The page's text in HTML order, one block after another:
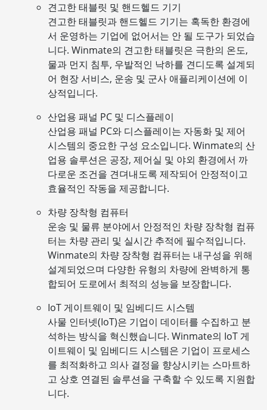
견고한 태블릿 및 핸드헬드 기기
견고한 태블릿과 핸드헬드 기기는 혹독한 환경에
서 운영하는 기업에 없어서는 안 될 도구가 되었습
니다. Winmate의 견고한 태블릿은 극한의 온도,
물과 먼지 침투, 우발적인 낙하를 견디도록 설계되
어 현장 서비스, 운송 및 군사 애플리케이션에 이
상적입니다.
산업용 패널 PC 및 디스플레이
산업용 패널 PC와 디스플레이는 자동화 및 제어
시스템의 중요한 구성 요소입니다. Winmate의 산
업용 솔루션은 공장, 제어실 및 야외 환경에서 까
다로운 조건을 견뎌내도록 제작되어 안정적이고
효율적인 작동을 제공합니다.
차량 장착형 컴퓨터
운송 및 물류 분야에서 안정적인 차량 장착형 컴퓨
터는 차량 관리 및 실시간 추적에 필수적입니다.
Winmate의 차량 장착형 컴퓨터는 내구성을 위해
설계되었으며 다양한 유형의 차량에 완벽하게 통
합되어 도로에서 최적의 성능을 보장합니다.
IoT 게이트웨이 및 임베디드 시스템
사물 인터넷(IoT)은 기업이 데이터를 수집하고 분
석하는 방식을 혁신했습니다. Winmate의 IoT 게
이트웨이 및 임베디드 시스템은 기업이 프로세스
를 최적화하고 의사 결정을 향상시키는 스마트하
고 상호 연결된 솔루션을 구축할 수 있도록 지원합
니다.